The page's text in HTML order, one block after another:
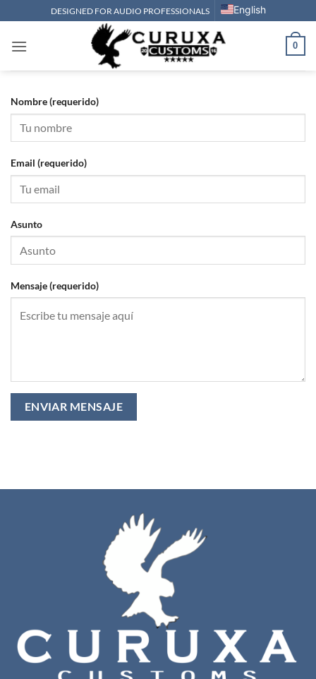
al
contenido
DESIGNED FOR AUDIO PROFESSIONALS English
0
Nombre (requerido)
Email (requerido)
Asunto
Mensaje (requerido)